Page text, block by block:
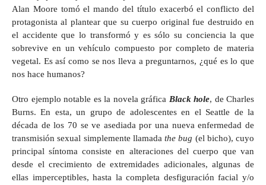
Alan Moore tomó el mando del título exacerbó el conflicto del
protagonista al plantear que su cuerpo original fue destruido en
el accidente que lo transformó y es sólo su conciencia la que
sobrevive en un vehículo compuesto por completo de materia
vegetal. Es así como se nos lleva a preguntarnos, ¿qué es lo que
nos hace humanos?
Otro ejemplo notable es la novela gráfica Black hole, de Charles
Burns. En esta, un grupo de adolescentes en el Seattle de la
década de los 70 se ve asediada por una nueva enfermedad de
transmisión sexual simplemente llamada the bug (el bicho), cuyo
principal síntoma consiste en alteraciones del cuerpo que van
desde el crecimiento de extremidades adicionales, algunas de
ellas imperceptibles, hasta la completa desfiguración facial y/o